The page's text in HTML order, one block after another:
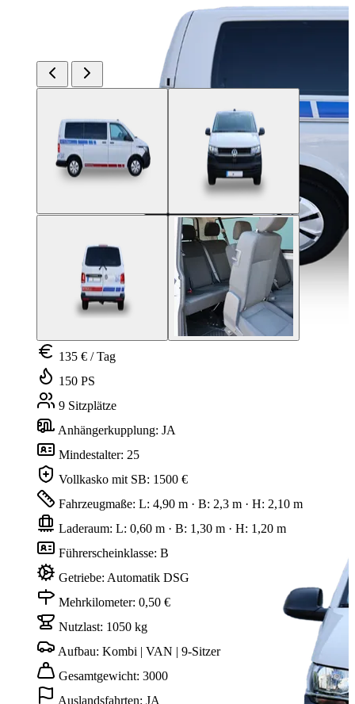
135 € / Tag
150 PS
9 Sitzplätze
Anhängerkupplung: JA
Mindestalter: 25
Vollkasko mit SB: 1500 €
Fahrzeugmaße: L: 4,90 m · B: 2,3 m · H: 2,10 m
Laderaum: L: 0,60 m · B: 1,30 m · H: 1,20 m
Führerscheinklasse: B
Getriebe: Automatik DSG
Mehrkilometer: 0,50 €
Nutzlast: 1050 kg
Aufbau: Kombi | VAN | 9-Sitzer
Gesamtgewicht: 3000
Auslandsfahrten: JA